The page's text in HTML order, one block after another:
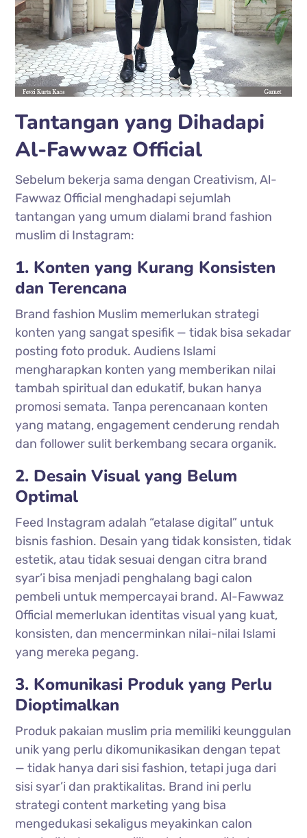
Tantangan yang Dihadapi
Al-Fawwaz Official
Sebelum bekerja sama dengan Creativism, Al-
Fawwaz Official menghadapi sejumlah
tantangan yang umum dialami brand fashion
muslim di Instagram:
1. Konten yang Kurang Konsisten
dan Terencana
Brand fashion Muslim memerlukan strategi
konten yang sangat spesifik — tidak bisa sekadar
posting foto produk. Audiens Islami
mengharapkan konten yang memberikan nilai
tambah spiritual dan edukatif, bukan hanya
promosi semata. Tanpa perencanaan konten
yang matang, engagement cenderung rendah
dan follower sulit berkembang secara organik.
2. Desain Visual yang Belum
Optimal
Feed Instagram adalah “etalase digital” untuk
bisnis fashion. Desain yang tidak konsisten, tidak
estetik, atau tidak sesuai dengan citra brand
syar’i bisa menjadi penghalang bagi calon
pembeli untuk mempercayai brand. Al-Fawwaz
Official memerlukan identitas visual yang kuat,
konsisten, dan mencerminkan nilai-nilai Islami
yang mereka pegang.
3. Komunikasi Produk yang Perlu
Dioptimalkan
Produk pakaian muslim pria memiliki keunggulan
unik yang perlu dikomunikasikan dengan tepat
— tidak hanya dari sisi fashion, tetapi juga dari
sisi syar’i dan praktikalitas. Brand ini perlu
strategi content marketing yang bisa
mengedukasi sekaligus meyakinkan calon